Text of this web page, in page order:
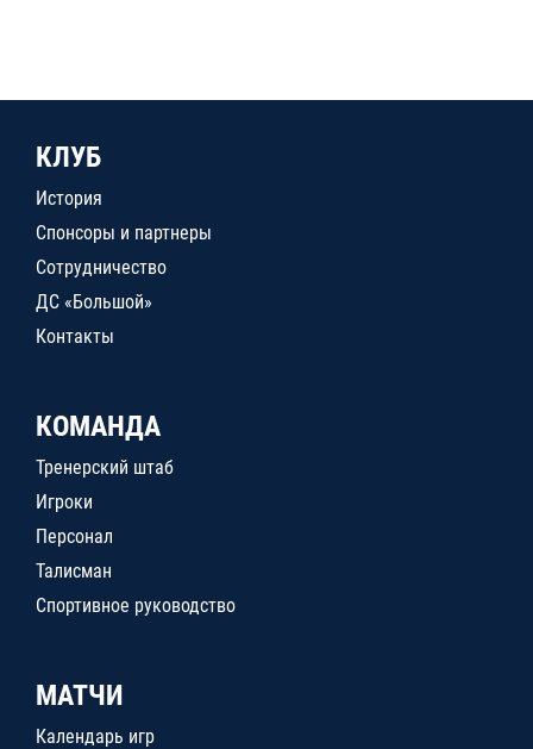
КЛУБ
История
Спонсоры и партнеры
Сотрудничество
ДС «Большой»
Контакты
КОМАНДА
Тренерский штаб
Игроки
Персонал
Талисман
Спортивное руководство
МАТЧИ
Календарь игр